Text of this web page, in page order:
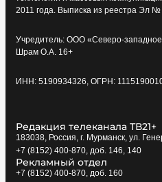
2011 года. Выписка из реестра Эл
Учредитель: ООО «Северо-
Шрам О.А. 16+
ИНН: 5190934326, ОГРН:
Редакция телеканала ТВ21+
183038, Россия, г. Мурманск, ул.
+7 (8152) 400-870, доб. 146, 140
Рекламный отдел
+7 (8152) 400-870, доб. 160